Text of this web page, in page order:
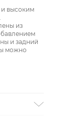
высоким
из
и задний
можно